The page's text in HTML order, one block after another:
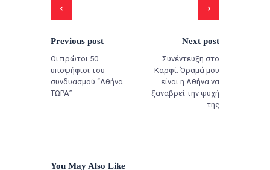
Previous post
Οι πρώτοι 50
υποψήφιοι του
συνδυασμού “Αθήνα
ΤΩΡΑ”
Next post
Συνέντευξη στο
Καρφί: Όραμά μου
είναι η Αθήνα να
ξαναβρεί την ψυχή
της
You May Also Like